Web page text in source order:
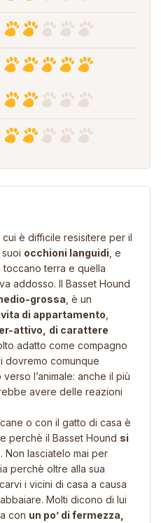
cui è difficile resisitere per il
occhioni languidi , e
toccano terra e quella
addosso. Il Basset Hound
grossa , è un
di appartamento
attivo,
di carattere
adatto come compagno
dovremo comunque
l’animale: anche il più
avere delle reazioni
o con il gatto di casa è
perchè il Basset Hound si
. Non lasciatelo mai per
perchè oltre alla sua
i vicini di casa a causa
Molti dicono di lui
con un po’ di fermezza,